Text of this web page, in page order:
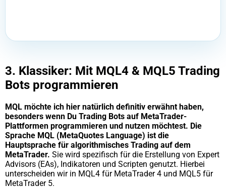
3. Klassiker: Mit MQL4 & MQL5 Trading
Bots programmieren
MQL möchte ich hier natürlich definitiv erwähnt haben,
besonders wenn Du Trading Bots auf MetaTrader-
Plattformen programmieren und nutzen möchtest. Die
Sprache MQL (MetaQuotes Language) ist die
Hauptsprache für algorithmisches Trading auf dem
MetaTrader. Sie wird spezifisch für die Erstellung von Expert
Advisors (EAs), Indikatoren und Scripten genutzt. Hierbei
unterscheiden wir in MQL4 für MetaTrader 4 und MQL5 für
MetaTrader 5.